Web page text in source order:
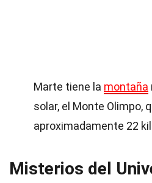
Marte tiene la montaña
solar, el Monte Olimpo,
aproximadamente 22
Misterios del